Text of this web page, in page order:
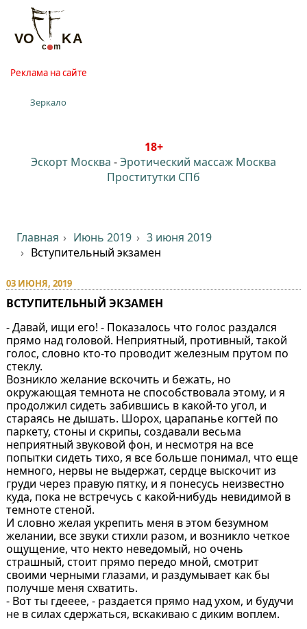
Реклама на сайте
Зеркало
18+
Эскорт Москва -Эротический массаж Москва
Проститутки СПб
Главная Июнь 2019
3 июня 2019
Вступительный экзамен
03 ИЮНЯ, 2019
ВСТУПИТЕЛЬНЫЙ ЭКЗАМЕН
- Давай, ищи его! - Показалось что голос раздался
прямо над головой. Неприятный, противный, такой
голос, словно кто-то проводит железным прутом по
стеклу.
Возникло желание вскочить и бежать, но
окружающая темнота не способствовала этому, и я
продолжил сидеть забившись в какой-то угол, и
стараясь не дышать. Шорох, царапанье когтей по
паркету, стоны и скрипы, создавали весьма
неприятный звуковой фон, и несмотря на все
попытки сидеть тихо, я все больше понимал, что еще
немного, нервы не выдержат, сердце выскочит из
груди через правую пятку, и я понесусь неизвестно
куда, пока не встречусь с какой-нибудь невидимой в
темноте стеной.
И словно желая укрепить меня в этом безумном
желании, все звуки стихли разом, и возникло четкое
ощущение, что некто неведомый, но очень
страшный, стоит прямо передо мной, смотрит
своими черными глазами, и раздумывает как бы
получше меня схватить.
- Вот ты гдееее, - раздается прямо над ухом, и будучи
не в силах сдержаться, вскакиваю с диким воплем.